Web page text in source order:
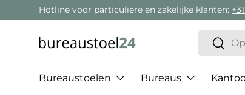
Ga naar inhoud
Hotline voor particuliere en zakelijke klanten:
Zoeken
Bureaustoelen Bureaus